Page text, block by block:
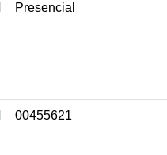
Presencial
00455621